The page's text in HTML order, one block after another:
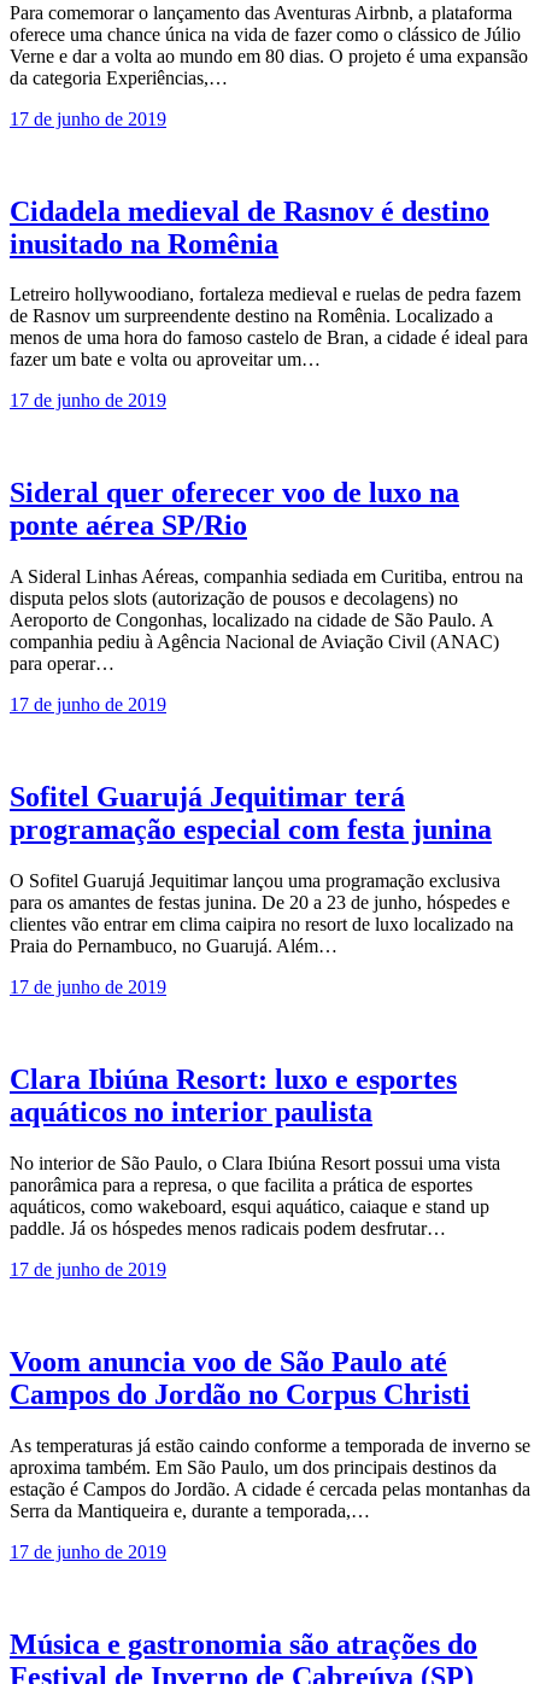
Para comemorar o lançamento das Aventuras Airbnb, a plataforma
oferece uma chance única na vida de fazer como o clássico de Júlio
Verne e dar a volta ao mundo em 80 dias. O projeto é uma expansão
da categoria Experiências,…
17 de junho de 2019
Cidadela medieval de Rasnov é destino
inusitado na Romênia
Letreiro hollywoodiano, fortaleza medieval e ruelas de pedra fazem
de Rasnov um surpreendente destino na Romênia. Localizado a
menos de uma hora do famoso castelo de Bran, a cidade é ideal para
fazer um bate e volta ou aproveitar um…
17 de junho de 2019
Sideral quer oferecer voo de luxo na
ponte aérea SP/Rio
A Sideral Linhas Aéreas, companhia sediada em Curitiba, entrou na
disputa pelos slots (autorização de pousos e decolagens) no
Aeroporto de Congonhas, localizado na cidade de São Paulo. A
companhia pediu à Agência Nacional de Aviação Civil (ANAC)
para operar…
17 de junho de 2019
Sofitel Guarujá Jequitimar terá
programação especial com festa junina
O Sofitel Guarujá Jequitimar lançou uma programação exclusiva
para os amantes de festas junina. De 20 a 23 de junho, hóspedes e
clientes vão entrar em clima caipira no resort de luxo localizado na
Praia do Pernambuco, no Guarujá. Além…
17 de junho de 2019
Clara Ibiúna Resort: luxo e esportes
aquáticos no interior paulista
No interior de São Paulo, o Clara Ibiúna Resort possui uma vista
panorâmica para a represa, o que facilita a prática de esportes
aquáticos, como wakeboard, esqui aquático, caiaque e stand up
paddle. Já os hóspedes menos radicais podem desfrutar…
17 de junho de 2019
Voom anuncia voo de São Paulo até
Campos do Jordão no Corpus Christi
As temperaturas já estão caindo conforme a temporada de inverno se
aproxima também. Em São Paulo, um dos principais destinos da
estação é Campos do Jordão. A cidade é cercada pelas montanhas da
Serra da Mantiqueira e, durante a temporada,…
17 de junho de 2019
Música e gastronomia são atrações do
Festival de Inverno de Cabreúva (SP)